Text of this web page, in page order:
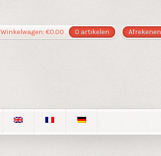
Afrekenen
Winkelwagen: €0.00 0 artikelen